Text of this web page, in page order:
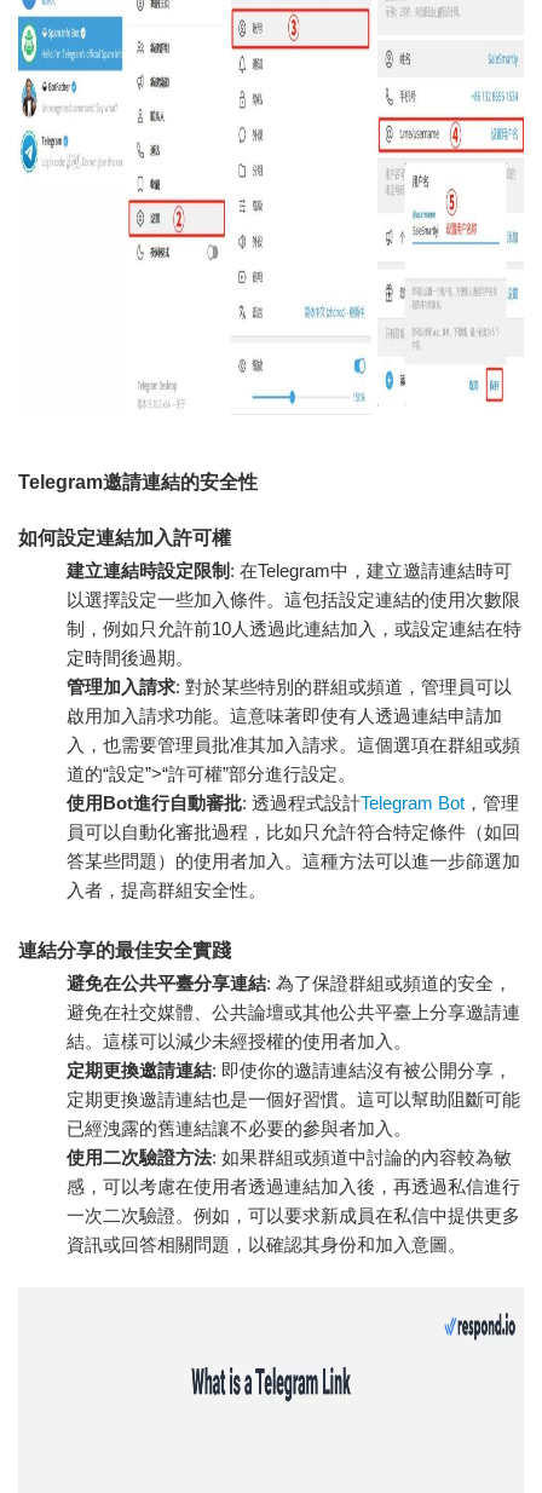
Telegram邀請連結的安全性
如何設定連結加入許可權
建立連結時設定限制 : 在Telegram中，建立邀請連結時可
以選擇設定一些加入條件。這包括設定連結的使用次數限
制，例如只允許前10人透過此連結加入，或設定連結在特
定時間後過期。
管理加入請求: 對於某些特別的群組或頻道，管理員可以
啟用加入請求功能。這意味著即使有人透過連結申請加
入，也需要管理員批准其加入請求。這個選項在群組或頻
道的“設定”>“許可權”部分進行設定。
使用Bot進行自動審批: 透過程式設計Telegram Bot ，管理
員可以自動化審批過程，比如只允許符合特定條件（如回
答某些問題）的使用者加入。這種方法可以進一步篩選加
入者，提高群組安全性。
連結分享的最佳安全實踐
避免在公共平臺分享連結: 為了保證群組或頻道的安全，
避免在社交媒體、公共論壇或其他公共平臺上分享邀請連
結。這樣可以減少未經授權的使用者加入。
定期更換邀請連結: 即使你的邀請連結沒有被公開分享，
定期更換邀請連結也是一個好習慣。這可以幫助阻斷可能
已經洩露的舊連結讓不必要的參與者加入。
使用二次驗證方法: 如果群組或頻道中討論的內容較為敏
感，可以考慮在使用者透過連結加入後，再透過私信進行
一次二次驗證。例如，可以要求新成員在私信中提供更多
資訊或回答相關問題，以確認其身份和加入意圖。